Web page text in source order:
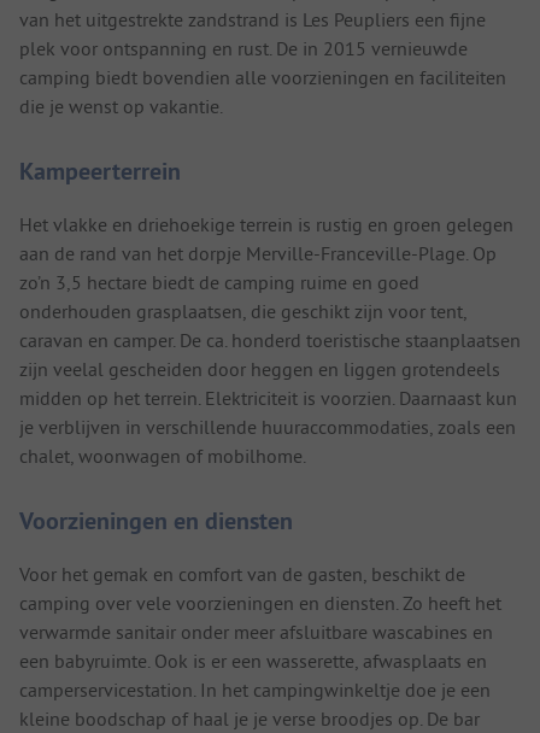
van het uitgestrekte zandstrand is Les Peupliers een fijne
plek voor ontspanning en rust. De in 2015 vernieuwde
camping biedt bovendien alle voorzieningen en faciliteiten
die je wenst op vakantie.
Kampeerterrein
Het vlakke en driehoekige terrein is rustig en groen gelegen
aan de rand van het dorpje Merville-Franceville-Plage. Op
zo’n 3,5 hectare biedt de camping ruime en goed
onderhouden grasplaatsen, die geschikt zijn voor tent,
caravan en camper. De ca. honderd toeristische staanplaatsen
zijn veelal gescheiden door heggen en liggen grotendeels
midden op het terrein. Elektriciteit is voorzien. Daarnaast kun
je verblijven in verschillende huuraccommodaties, zoals een
chalet, woonwagen of mobilhome.
Voorzieningen en diensten
Voor het gemak en comfort van de gasten, beschikt de
camping over vele voorzieningen en diensten. Zo heeft het
verwarmde sanitair onder meer afsluitbare wascabines en
een babyruimte. Ook is er een wasserette, afwasplaats en
camperservicestation. In het campingwinkeltje doe je een
kleine boodschap of haal je je verse broodjes op. De bar